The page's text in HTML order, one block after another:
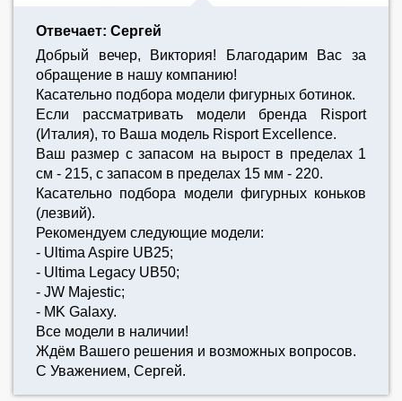
Отвечает: Сергей
Добрый вечер, Виктория! Благодарим Вас за
обращение в нашу компанию!
Касательно подбора модели фигурных ботинок.
Если рассматривать модели бренда Risport
(Италия), то Ваша модель Risport Excellence.
Ваш размер с запасом на вырост в пределах 1
см - 215, с запасом в пределах 15 мм - 220.
Касательно подбора модели фигурных коньков
(лезвий).
Рекомендуем следующие модели:
- Ultima Aspire UB25;
- Ultima Legacy UB50;
- JW Majestic;
- MK Galaxy.
Все модели в наличии!
Ждём Вашего решения и возможных вопросов.
С Уважением, Сергей.